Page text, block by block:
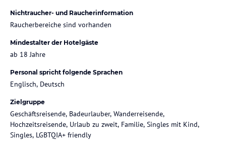
Nichtraucher- und Raucherinformation
Raucherbereiche sind vorhanden
Mindestalter der Hotelgäste
ab 18 Jahre
Personal spricht folgende Sprachen
Englisch, Deutsch
Zielgruppe
Geschäftsreisende, Badeurlauber, Wanderreisende,
Hochzeitsreisende, Urlaub zu zweit, Familie, Singles mit Kind,
Singles, LGBTQIA+ friendly